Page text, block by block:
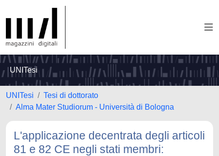
UNITesi
UNITesi
Tesi di dottorato
Alma Mater Studiorum - Università di Bologna
L'applicazione decentrata degli articoli
81 e 82 CE negli stati membri: